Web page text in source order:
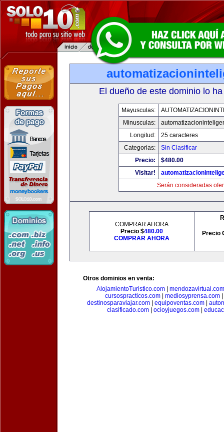
El dueño de este dominio lo
Mayusculas:
Minusculas:
Longitud:
25 caracteres
Categorias:
Sin Clasificar
Precio:
$480.00
Visitar!
Serán consideradas
COMPRAR AHORA
Precio $480.00
COMPRAR AHORA
Precio
Otros dominios en venta:
AlojamientoTuristico.com
mendozavirtual.com
cursospracticos.com| mediosyprensa.com|
destinosparaviajar.com
equipoventas.com
clasificado.com
ocioyjuegos.com